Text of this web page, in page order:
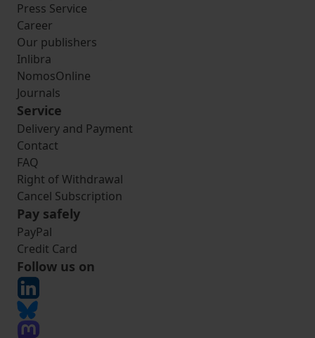
Press Service
Career
Our publishers
Inlibra
NomosOnline
Journals
Service
Delivery and Payment
Contact
FAQ
Right of Withdrawal
Cancel Subscription
Pay safely
PayPal
Credit Card
Follow us on